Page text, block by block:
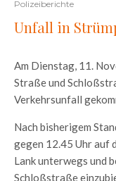
Polizeiberichte
Unfall in
Am Dienstag, 11.
Straße und
Verkehrsunfall
Nach bisherigem
gegen 12.45 Uhr auf
Lank unterwegs und
Schloßstraße